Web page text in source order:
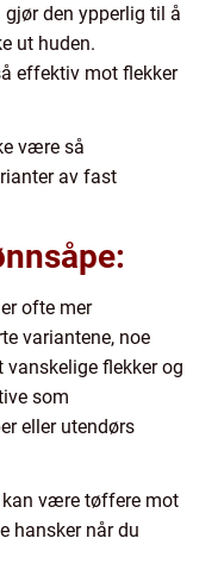
den ypperlig til å
ut huden.
effektiv mot flekker
være så
av fast
ofte mer
variantene, noe
flekker og
som
eller utendørs
kan være tøffere mot
hansker når du